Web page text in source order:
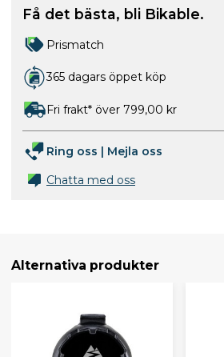
Få det bästa, bli Bikable.
Prismatch
365 dagars öppet köp
Fri frakt* över 799,00 kr
Ring oss | Mejla oss
Chatta med oss
Alternativa produkter